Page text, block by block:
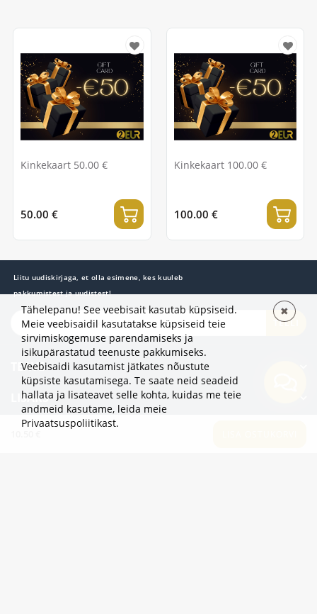
Kinkekaart 50.00 €
50.00 €
Kinkekaart 100.00 €
100.00 €
Liitu uudiskirjaga, et olla esimene, kes kuuleb
pakkumistest ja uudistest!
TELLI
TEAVE
LISAKS
KATEGOORIAD
Tähelepanu! See veebisait kasutab küpsiseid.
Meie veebisaidil kasutatakse küpsiseid teie
sirvimiskogemuse parendamiseks ja
isikupärastatud teenuste pakkumiseks.
Veebisaidi kasutamist jätkates nõustute
küpsiste kasutamisega. Te saate neid seadeid
hallata ja lisateavet selle kohta, kuidas me teie
andmeid kasutame, leida meie
Privaatsuspoliitikast.
✖